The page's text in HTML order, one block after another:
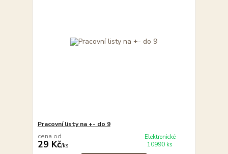
Pracovní listy na +- do 9
cena od
29 Kč/ks
Elektronické
10990 ks